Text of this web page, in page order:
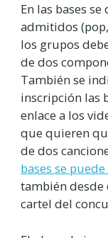
En las bases
admitidos
los grupos
de dos
También se
inscripción las
enlace a los
que quieren
de dos
bases se
también desde
cartel del